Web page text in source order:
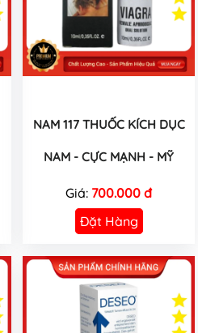
NAM 117 THUỐC KÍCH DỤC
NAM - CỰC MẠNH - MỸ
Giá: 700.000 đ
Đặt Hàng